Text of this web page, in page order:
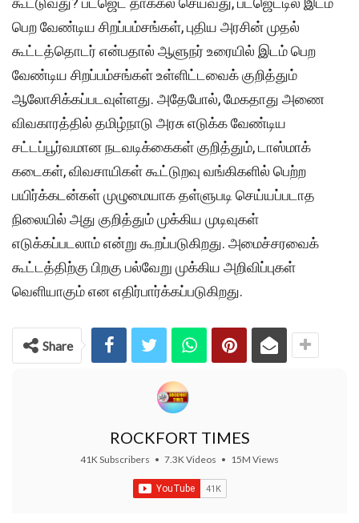
பெற வேண்டிய சிறப்பம்சங்கள், புதிய அரசின் முதல்
கூட்டத்தொடர் என்பதால் ஆளுநர் உரையில் இடம் பெற
வேண்டிய சிறப்பம்சங்கள் உள்ளிட்டவைக் குறித்தும்
ஆலோசிக்கப்படவுள்ளது. அதேபோல், மேகதாது அணை
விவகாரத்தில் தமிழ்நாடு அரசு எடுக்க வேண்டிய
சட்டப்பூர்வமான நடவடிக்கைகள் குறித்தும், டாஸ்மாக்
கடைகள், விவசாயிகள் கூட்டுறவு வங்கிகளில் பெற்ற
பயிர்க்கடன்கள் முழுமையாக தள்ளுபடி செய்யப்படாத
நிலையில் அது குறித்தும் முக்கிய முடிவுகள்
எடுக்கப்படலாம் என்று கூறப்படுகிறது. அமைச்சரவைக்
கூட்டத்திற்கு பிறகு பல்வேறு முக்கிய அறிவிப்புகள்
வெளியாகும் என எதிர்பார்க்கப்படுகிறது.
Share
ROCKFORT TIMES
41K Subscribers • 7.3K Videos • 15M Views